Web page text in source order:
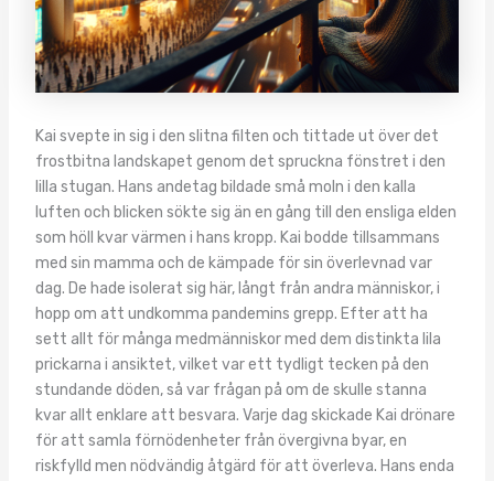
Kai svepte in sig i den slitna filten och tittade ut över det
frostbitna landskapet genom det spruckna fönstret i den
lilla stugan. Hans andetag bildade små moln i den kalla
luften och blicken sökte sig än en gång till den ensliga elden
som höll kvar värmen i hans kropp. Kai bodde tillsammans
med sin mamma och de kämpade för sin överlevnad var
dag. De hade isolerat sig här, långt från andra människor, i
hopp om att undkomma pandemins grepp. Efter att ha
sett allt för många medmänniskor med dem distinkta lila
prickarna i ansiktet, vilket var ett tydligt tecken på den
stundande döden, så var frågan på om de skulle stanna
kvar allt enklare att besvara. Varje dag skickade Kai drönare
för att samla förnödenheter från övergivna byar, en
riskfylld men nödvändig åtgärd för att överleva. Hans enda